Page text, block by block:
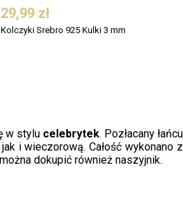
29,99 zł
Kolczyki Srebro 925 Kulki 3 mm
w stylu celebrytek. Pozłacany
i wieczorową. Całość
dokupić również naszyjnik.